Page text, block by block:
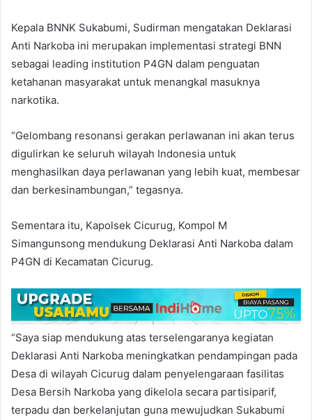
Kepala BNNK Sukabumi, Sudirman mengatakan Deklarasi
Anti Narkoba ini merupakan implementasi strategi BNN
sebagai leading institution P4GN dalam penguatan
ketahanan masyarakat untuk menangkal masuknya
narkotika.
“Gelombang resonansi gerakan perlawanan ini akan terus
digulirkan ke seluruh wilayah Indonesia untuk
menghasilkan daya perlawanan yang lebih kuat, membesar
dan berkesinambungan,” tegasnya.
Sementara itu, Kapolsek Cicurug, Kompol M
Simangunsong mendukung Deklarasi Anti Narkoba dalam
P4GN di Kecamatan Cicurug.
“Saya siap mendukung atas terselengaranya kegiatan
Deklarasi Anti Narkoba meningkatkan pendampingan pada
Desa di wilayah Cicurug dalam penyelengaraan fasilitas
Desa Bersih Narkoba yang dikelola secara partisiparif,
terpadu dan berkelanjutan guna mewujudkan Sukabumi